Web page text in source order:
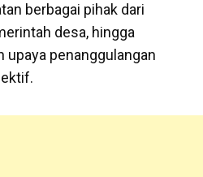
berbagai pihak dari
desa, hingga
upaya penanggulangan